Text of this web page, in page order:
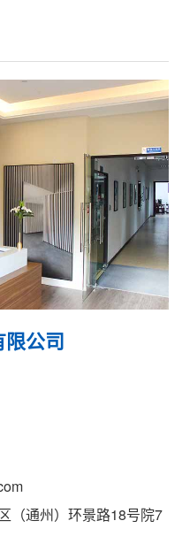
公司
（通州）环景路18号院7